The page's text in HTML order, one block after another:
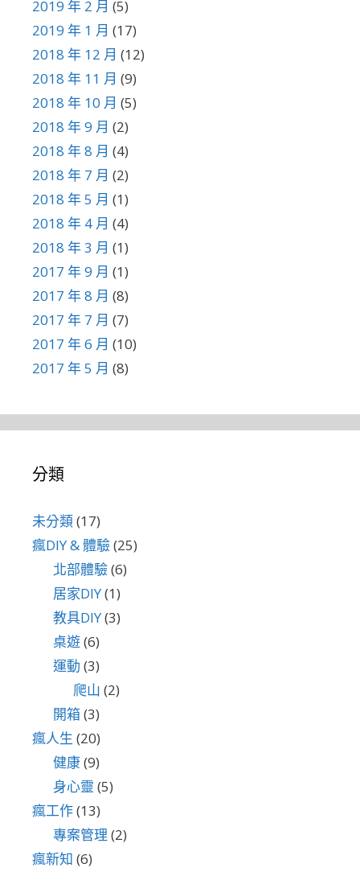
2019 年 2 月 (5)
2019 年 1 月 (17)
2018 年 12 月 (12)
2018 年 11 月 (9)
2018 年 10 月 (5)
2018 年 9 月 (2)
2018 年 8 月 (4)
2018 年 7 月 (2)
2018 年 5 月 (1)
2018 年 4 月 (4)
2018 年 3 月 (1)
2017 年 9 月 (1)
2017 年 8 月 (8)
2017 年 7 月 (7)
2017 年 6 月 (10)
2017 年 5 月 (8)
分類
未分類(17)
瘋DIY & 體驗(25)
北部體驗(6)
居家DIY(1)
教具DIY(3)
桌遊(6)
運動 (3)
爬山 (2)
開箱(3)
瘋人生 (20)
健康(9)
身心靈 (5)
瘋工作(13)
專案管理 (2)
瘋新知 (6)